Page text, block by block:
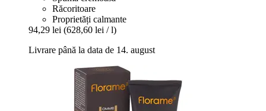
Răcoritoare
Proprietăți calmante
94,29 lei (628,60 lei / l)
Livrare până la data de 14. august